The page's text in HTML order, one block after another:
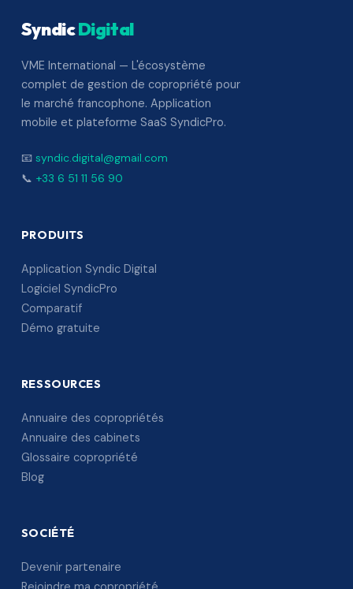
SyndicDigital
VME International — L'écosystème
complet de gestion de copropriété pour
le marché francophone. Application
mobile et plateforme SaaS SyndicPro.
📧 syndic.digital@gmail.com
📞 +33 6 51 11 56 90
PRODUITS
Application Syndic Digital
Logiciel SyndicPro
Comparatif
Démo gratuite
RESSOURCES
Annuaire des copropriétés
Annuaire des cabinets
Glossaire copropriété
Blog
SOCIÉTÉ
Devenir partenaire